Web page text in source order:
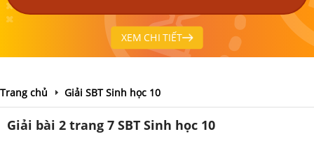
XEM CHI TIẾT
Trang chủ Giải SBT Sinh học 10
Giải bài 2 trang 7 SBT Sinh học 10